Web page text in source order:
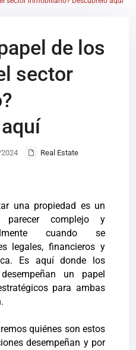
de los
sector
Real Estate
una propiedad es un
parecer complejo y
cuando se
legales, financieros y
Es aquí donde los
un papel
para ambas
quiénes son estos
desempeñan y por